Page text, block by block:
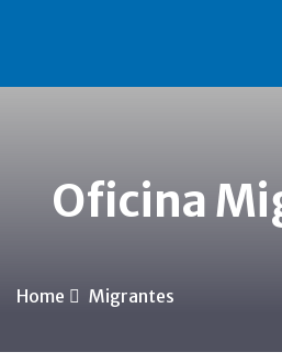
Oficina
Home Migrantes